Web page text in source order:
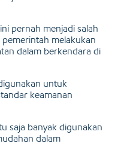
pernah menjadi salah
melakukan
dalam berkendara di
untuk
keamanan
saja banyak digunakan
dalam